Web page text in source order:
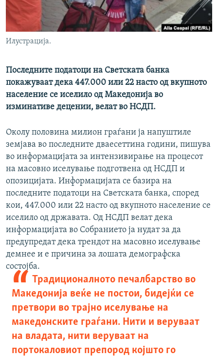
РСЕ веб страници
Илустрација.
Последните податоци на Светската банка
покажуваат дека 447.000 или 22 насто од вкупното
население се иселило од Македонија во
изминативе децении, велат во НСДП.
Околу половина милион граѓани ја напуштиле
земјава во последните дваесеттина години, пишува
во информацијата за интензивирање на процесот
на масовно иселување подготвена од НСДП и
опозицијата. Информацијата се базира на
последните податоци на Светската банка, според
кои, 447.000 или 22 насто од вкупното население се
иселило од државата. Од НСДП велат дека
информацијата во Собранието ја нудат за да
предупредат дека трендот на масовно иселување
демнее и е причина за лошата демографска
состојба.
Традиционалното печалбарство во
Македонија веќе не постои, бидејќи се
претвори во трајно иселување на
македонските граѓани. Нити и веруваат
на владата, нити веруваат на
портокаловиот препород којшто го